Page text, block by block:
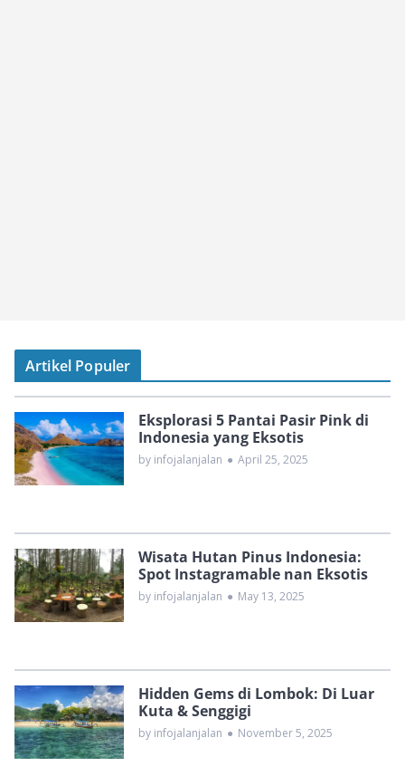
Artikel Populer
Eksplorasi 5 Pantai Pasir Pink di
Indonesia yang Eksotis
by infojalanjalan ● April 25, 2025
Wisata Hutan Pinus Indonesia:
Spot Instagramable nan Eksotis
by infojalanjalan ● May 13, 2025
Hidden Gems di Lombok: Di Luar
Kuta & Senggigi
by infojalanjalan ● November 5, 2025